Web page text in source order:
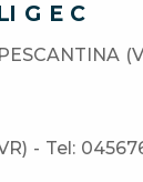
G E C
- Tel: